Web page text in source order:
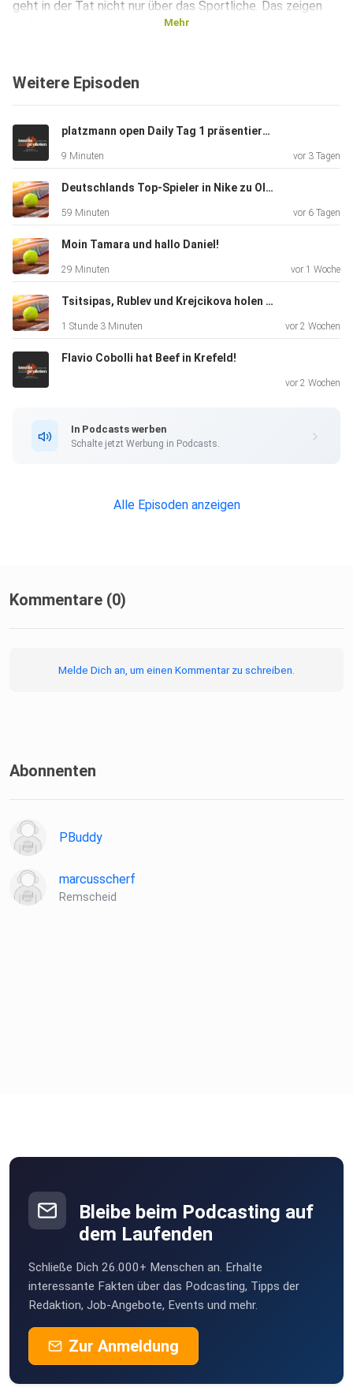
geht in der Tat nicht nur über das Sportliche. Das zeigen
Dieser Podcast wird vermarktet von der Podcastbude.
www.podcastbu.de - Full-Service-Podcast-Agentur -
Konzeption,
Produktion, Vermarktung, Distribution und Hosting.
Du möchtest deinen Podcast auch kostenlos hosten und
damit Geld
verdienen?
dich.
Dort erhältst du alle Informationen zu unseren kostenlosen
Produkt
der Podcastbude.
Mehr
Weitere Episoden
platzmann open Daily Tag 1 präsentiert von Radio Hagen
9 Minuten vor 3 Tagen
Deutschlands Top-Spieler in Nike zu Olympia?
59 Minuten vor 6 Tagen
Moin Tamara und hallo Daniel!
29 Minuten vor 1 Woche
Tsitsipas, Rublev und Krejcikova holen sich Selbstvertrauen
1 Stunde 3 Minuten vor 2 Wochen
Flavio Cobolli hat Beef in Krefeld!
vor 2 Wochen
In Podcasts werben
Schalte jetzt Werbung in Podcasts.
Alle Episoden anzeigen
Kommentare (0)
Melde Dich an, um einen Kommentar zu schreiben.
Abonnenten
PBuddy
marcusscherf
Remscheid
Bleibe beim Podcasting auf
dem Laufenden
Schließe Dich 26.000+ Menschen an. Erhalte
interessante Fakten über das Podcasting, Tipps der
Redaktion, Job-Angebote, Events und mehr.
Zur Anmeldung